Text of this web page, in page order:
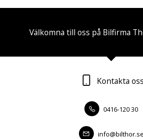
Välkomna till oss på Bilfirma
Kontakta oss
0416-120 30
info@bilthor.se